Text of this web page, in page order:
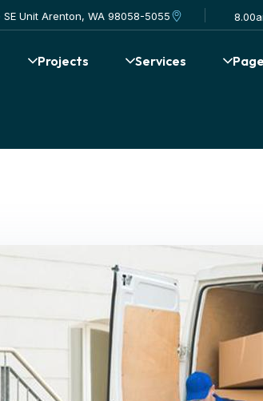
SE Unit Arenton, WA 98058-5055
Services
Projects